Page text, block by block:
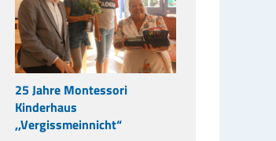
25 Jahre Montessori
Kinderhaus
,,Vergissmeinnicht“